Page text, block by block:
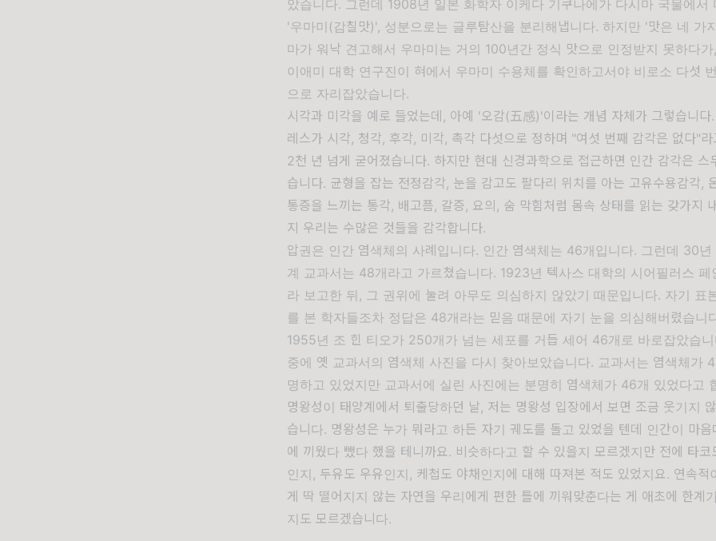
았습니다. 그런데 1908년 일본 화학자 이케다 기쿠나에가 다시마 국물에서
'우마미(감칠맛)', 성분으로는 글루탐산을 분리해냅니다. 하지만 '맛은 네 가
마가 워낙 견고해서 우마미는 거의 100년간 정식 맛으로 인정받지 못하다
이애미 대학 연구진이 혀에서 우마미 수용체를 확인하고서야 비로소 다섯
으로 자리잡았습니다.
시각과 미각을 예로 들었는데, 아예 '오감(五感)'이라는 개념 자체가 그렇습니다
레스가 시각, 청각, 후각, 미각, 촉각 다섯으로 정하며 "여섯 번째 감각은 없다"라
2천 년 넘게 굳어졌습니다. 하지만 현대 신경과학으로 접근하면 인간 감각은 스
습니다. 균형을 잡는 전정감각, 눈을 감고도 팔다리 위치를 아는 고유수용감각,
통증을 느끼는 통각, 배고픔, 갈증, 요의, 숨 막힘처럼 몸속 상태를 읽는 갖가지
지 우리는 수많은 것들을 감각합니다.
압권은 인간 염색체의 사례입니다. 인간 염색체는 46개입니다. 그런데 30년
계 교과서는 48개라고 가르쳤습니다. 1923년 텍사스 대학의 시어필러스 페
라 보고한 뒤, 그 권위에 눌려 아무도 의심하지 않았기 때문입니다. 자기 표
를 본 학자들조차 정답은 48개라는 믿음 때문에 자기 눈을 의심해버렸습니
1955년 조 힌 티오가 250개가 넘는 세포를 거듭 세어 46개로 바로잡았습
중에 옛 교과서의 염색체 사진을 다시 찾아보았습니다. 교과서는 염색체가
명하고 있었지만 교과서에 실린 사진에는 분명히 염색체가 46개 있었다고
명왕성이 태양계에서 퇴출당하던 날, 저는 명왕성 입장에서 보면 조금 웃기지
습니다. 명왕성은 누가 뭐라고 하든 자기 궤도를 돌고 있었을 텐데 인간이 마음
에 끼웠다 뺐다 했을 테니까요. 비슷하다고 할 수 있을지 모르겠지만 전에 타코
인지, 두유도 우유인지, 케첩도 야채인지에 대해 따져본 적도 있었지요. 연속적
게 딱 떨어지지 않는 자연을 우리에게 편한 틀에 끼워맞춘다는 게 애초에 한계
지도 모르겠습니다.